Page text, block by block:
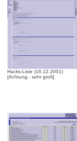
Hacks-Liste (16.12.2001)
[Achtung - sehr groß]